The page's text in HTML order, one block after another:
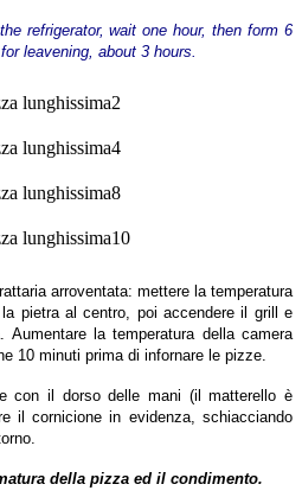
refrigerator, wait one hour, then form 6
leavening, about 3 hours.
arroventata: mettere la temperatura
pietra al centro, poi accendere il grill e
Aumentare la temperatura della camera
10 minuti prima di infornare le pizze.
con il dorso delle mani (il matterello è
il cornicione in evidenza, schiacciando
della pizza ed il condimento.